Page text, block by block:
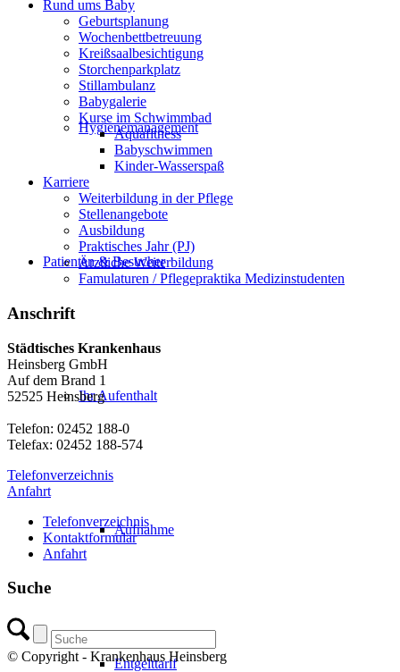
Hygienemanagement
Patienten & Besucher
Ihr Aufenthalt
Aufnahme
Entgelttarif
Rund ums Baby
Geburtsplanung
Wochenbettbetreuung
Kreißsaalbesichtigung
Storchenparkplatz
Stillambulanz
Babygalerie
Kurse im Schwimmbad
Aquafitness
Babyschwimmen
Kinder-Wasserspaß
Karriere
Weiterbildung in der Pflege
Stellenangebote
Ausbildung
Praktisches Jahr (PJ)
Ärztliche Weiterbildung
Famulaturen / Pflegepraktika Medizinstudenten
Anschrift
Städtisches Krankenhaus
Heinsberg GmbH
Auf dem Brand 1
52525 Heinsberg
Telefon: 02452 188-0
Telefax: 02452 188-574
Telefonverzeichnis
Anfahrt
Telefonverzeichnis
Kontaktformular
Anfahrt
Suche
© Copyright - Krankenhaus Heinsberg